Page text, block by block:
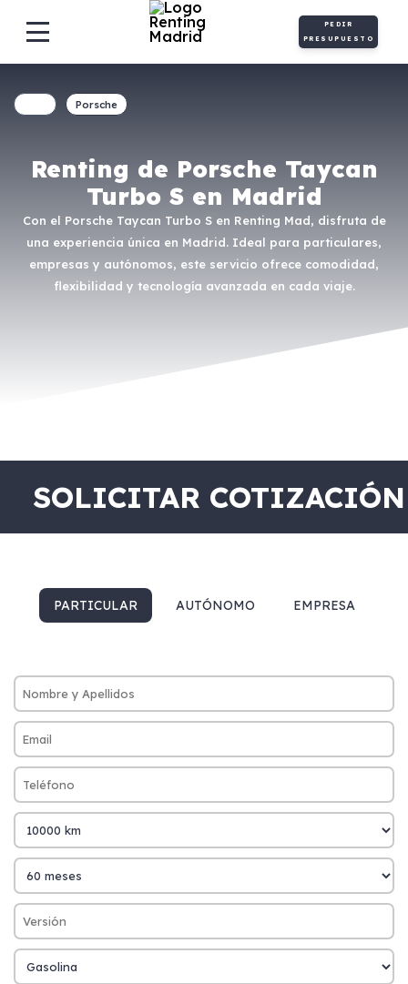
PEDIR
PRESUPUESTO
Renting de Porsche Taycan
Turbo S en Madrid
Con el Porsche Taycan Turbo S en Renting Mad, disfruta de
una experiencia única en Madrid. Ideal para particulares,
empresas y autónomos, este servicio ofrece comodidad,
flexibilidad y tecnología avanzada en cada viaje.
Porsche
SOLICITAR COTIZACIÓN
PARTICULAR AUTÓNOMO EMPRESA